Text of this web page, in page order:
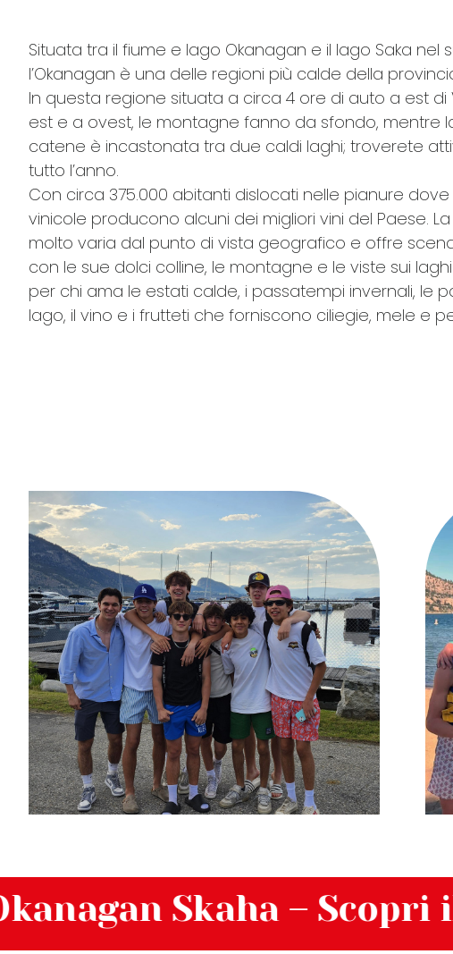
Situata tra il fiume e lago Okanagan e il lago Saka nel
l’Okanagan è una delle regioni più calde della
In questa regione situata a circa 4 ore di auto a est di
est e a ovest, le montagne fanno da sfondo, mentre
catene è incastonata tra due caldi laghi; troverete
tutto l’anno.
Con circa 375.000 abitanti dislocati nelle pianure
vinicole producono alcuni dei migliori vini del Paese.
molto varia dal punto di vista geografico e offre
con le sue dolci colline, le montagne e le viste sui laghi.
per chi ama le estati calde, i passatempi invernali, le
lago, il vino e i frutteti che forniscono ciliegie, mele e
Skaha – Scopri il